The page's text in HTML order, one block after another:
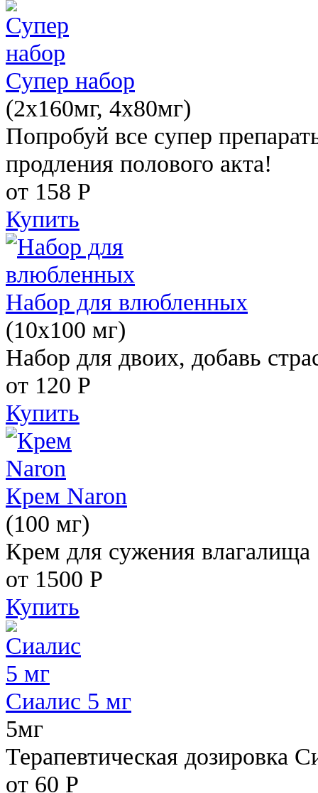
Супер набор
(2х160мг, 4х80мг)
Попробуй все супер
продления полового акта!
от 158 Р
Купить
Набор для влюбленных
(10х100 мг)
Набор для двоих, добавь
от 120 Р
Купить
Крем Naron
(100 мг)
Крем для сужения влагалища
от 1500 Р
Купить
Сиалис 5 мг
5мг
Терапевтическая дозировка
от 60 Р